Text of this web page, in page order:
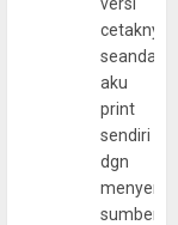
cetaknya
aku
print
sendiri
dgn
sumber